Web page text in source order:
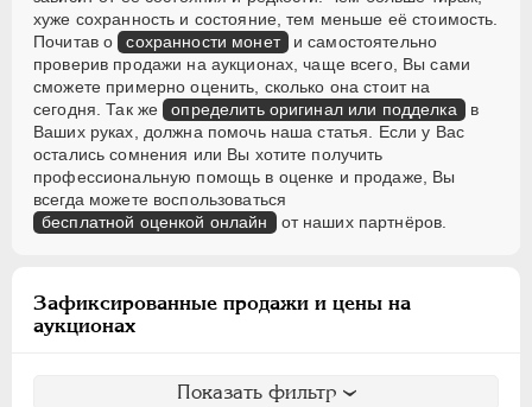
хуже сохранность и состояние, тем меньше её стоимость.
Почитав о сохранности монет и самостоятельно
проверив продажи на аукционах, чаще всего, Вы сами
сможете примерно оценить, сколько она стоит на
сегодня. Так же определить оригинал или подделка в
Ваших руках, должна помочь наша статья. Если у Вас
остались сомнения или Вы хотите получить
профессиональную помощь в оценке и продаже, Вы
всегда можете воспользоваться
бесплатной оценкой онлайн от наших партнёров.
Зафиксированные продажи и цены на
аукционах
Показать фильтр